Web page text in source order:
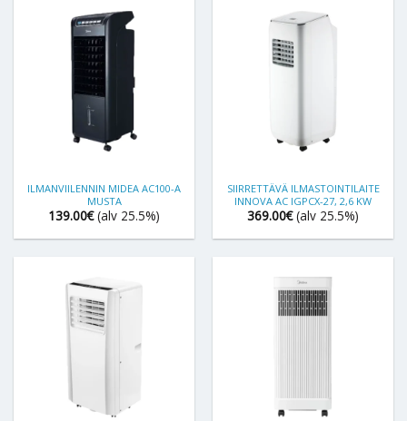
ILMANVIILENNIN MIDEA AC100-A
MUSTA
139.00€ (alv 25.5%)
SIIRRETTÄVÄ ILMASTOINTILAITE
INNOVA AC IGPCX-27, 2,6 KW
369.00€ (alv 25.5%)